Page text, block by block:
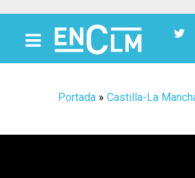
Portada » Castilla-La